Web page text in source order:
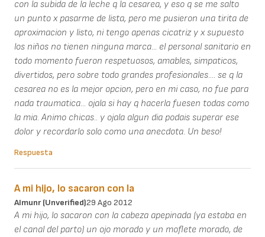
con la subida de la leche q la cesarea, y eso q se me salto
un punto x pasarme de lista, pero me pusieron una tirita de
aproximacion y listo, ni tengo apenas cicatriz y x supuesto
los niños no tienen ninguna marca... el personal sanitario en
todo momento fueron respetuosos, amables, simpaticos,
divertidos, pero sobre todo grandes profesionales.... se q la
cesarea no es la mejor opcion, pero en mi caso, no fue para
nada traumatica... ojala si hay q hacerla fuesen todas como
la mia. Animo chicas.. y ojala algun dia podais superar ese
dolor y recordarlo solo como una anecdota. Un beso!
Respuesta
A mi hijo, lo sacaron con la
Almunr (unverified)29 Ago 2012
A mi hijo, lo sacaron con la cabeza apepinada (ya estaba en
el canal del parto) un ojo morado y un moflete morado, de